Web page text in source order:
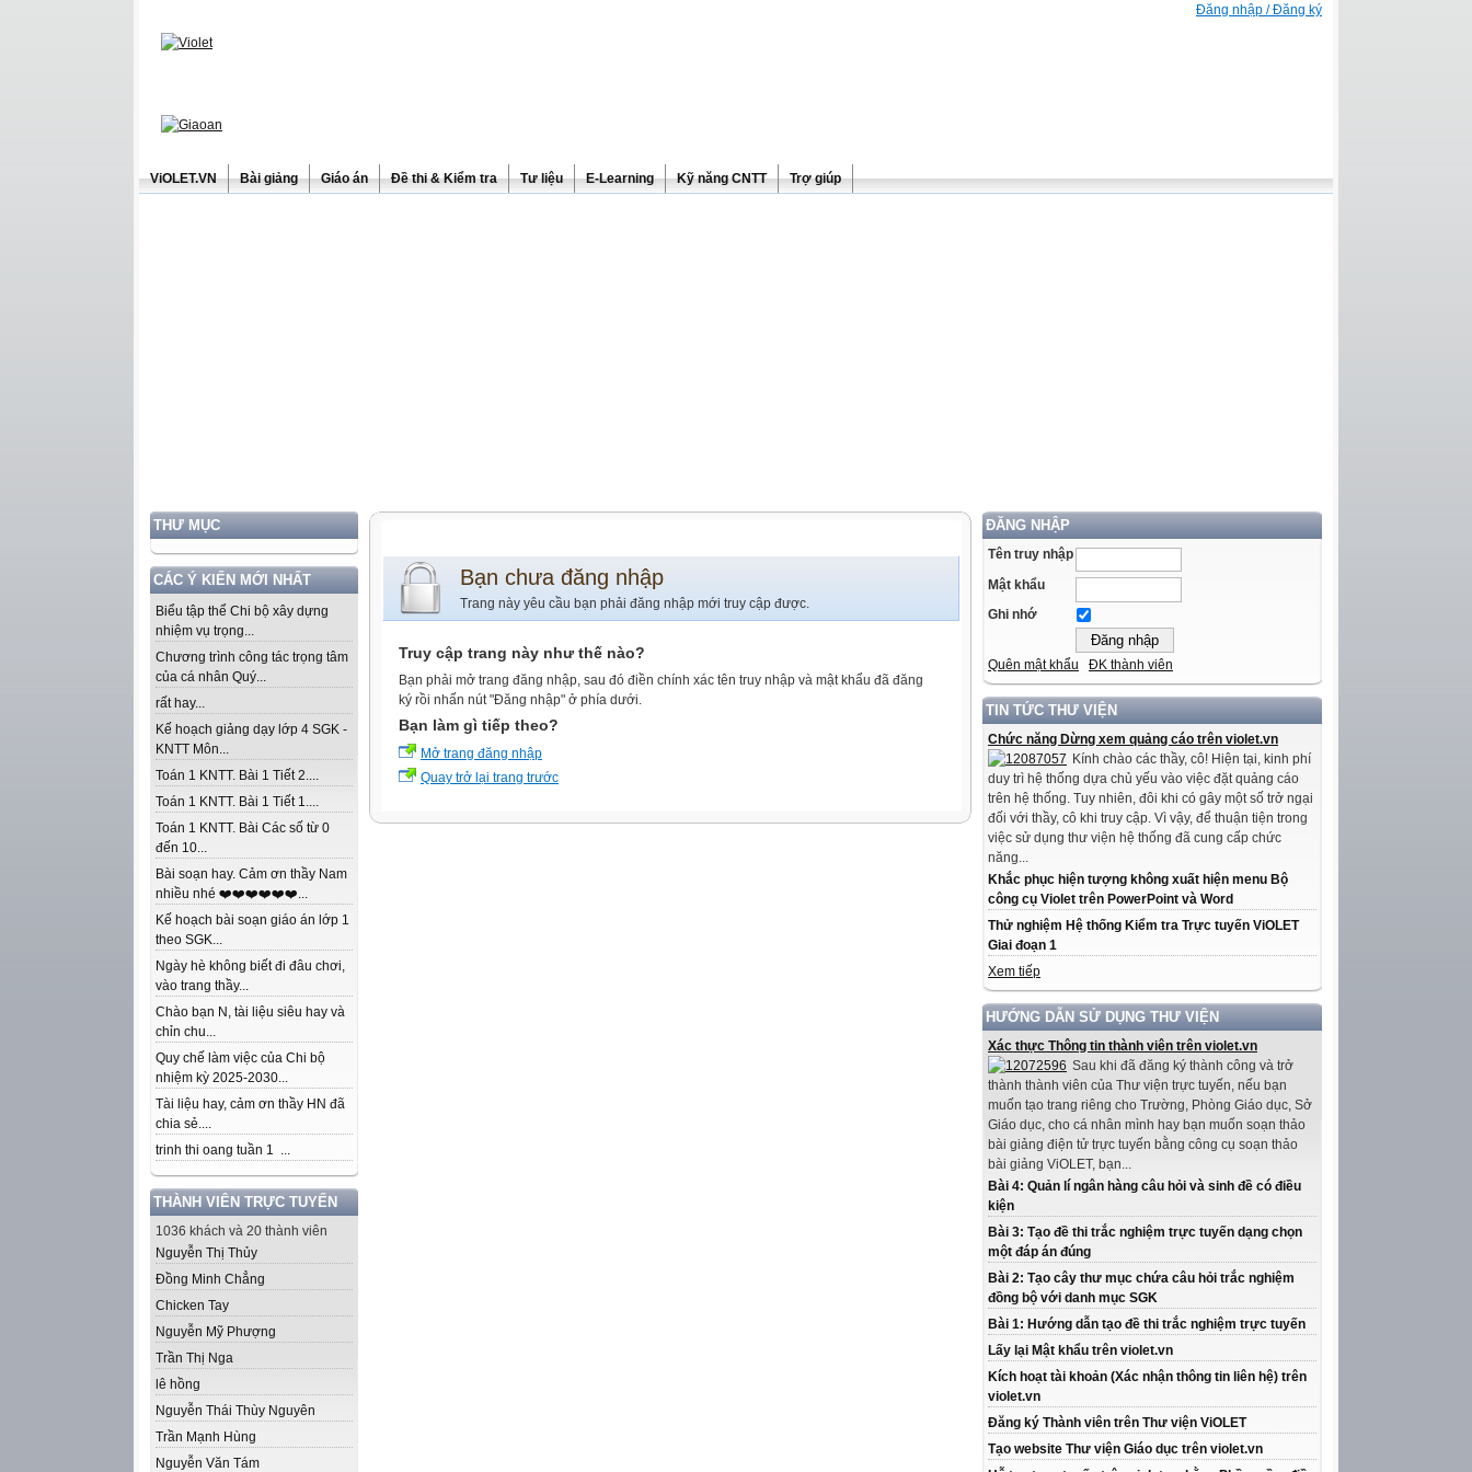
Đăng nhập / Đăng ký
ViOLET.VN Bài giảng Giáo án Đề thi & Kiểm tra Tư liệu E-Learning Kỹ năng CNTT Trợ giúp
THƯ MỤC
CÁC Ý KIẾN MỚI NHẤT
Biểu tập thể Chi bộ xây dựng
nhiệm vụ trọng...
Chương trình công tác trọng tâm
của cá nhân Quý...
rất hay...
Kế hoạch giảng dạy lớp 4 SGK -
KNTT Môn...
Toán 1 KNTT. Bài 1 Tiết 2....
Toán 1 KNTT. Bài 1 Tiết 1....
Toán 1 KNTT. Bài Các số từ 0
đến 10...
Bài soạn hay. Cảm ơn thầy Nam
nhiều nhé ❤️❤️❤️❤️❤️❤️...
Kế hoạch bài soạn giáo án lớp 1
theo SGK...
Ngày hè không biết đi đâu chơi,
vào trang thầy...
Chào bạn N, tài liệu siêu hay và
chỉn chu...
Quy chế làm việc của Chi bộ
nhiệm kỳ 2025-2030...
Tài liệu hay, cảm ơn thầy HN đã
chia sẻ....
trinh thi oang tuần 1 ...
THÀNH VIÊN TRỰC TUYẾN
1036 khách và 20 thành viên
Nguyễn Thị Thủy
Đồng Minh Chẳng
Chicken Tay
Nguyễn Mỹ Phượng
Trần Thị Nga
lê hồng
Nguyễn Thái Thùy Nguyên
Trần Mạnh Hùng
Nguyễn Văn Tám
ĐĂNG NHẬP
Tên truy nhập
Mật khẩu
Ghi nhớ
Quên mật khẩu ĐK thành viên
TIN TỨC THƯ VIỆN
Chức năng Dừng xem quảng cáo trên violet.vn
Kính chào các thầy, cô! Hiện tại, kinh phí
duy trì hệ thống dựa chủ yếu vào việc đặt quảng cáo
trên hệ thống. Tuy nhiên, đôi khi có gây một số trở ngại
đối với thầy, cô khi truy cập. Vì vậy, để thuận tiện trong
việc sử dụng thư viện hệ thống đã cung cấp chức
năng...
Khắc phục hiện tượng không xuất hiện menu Bộ
công cụ Violet trên PowerPoint và Word
Thử nghiệm Hệ thống Kiểm tra Trực tuyến ViOLET
Giai đoạn 1
Xem tiếp
HƯỚNG DẪN SỬ DỤNG THƯ VIỆN
Xác thực Thông tin thành viên trên violet.vn
Sau khi đã đăng ký thành công và trở
thành thành viên của Thư viện trực tuyến, nếu bạn
muốn tạo trang riêng cho Trường, Phòng Giáo dục, Sở
Giáo dục, cho cá nhân mình hay bạn muốn soạn thảo
bài giảng điện tử trực tuyến bằng công cụ soạn thảo
bài giảng ViOLET, bạn...
Bài 4: Quản lí ngân hàng câu hỏi và sinh đề có điều
kiện
Bài 3: Tạo đề thi trắc nghiệm trực tuyến dạng chọn
một đáp án đúng
Bài 2: Tạo cây thư mục chứa câu hỏi trắc nghiệm
đồng bộ với danh mục SGK
Bài 1: Hướng dẫn tạo đề thi trắc nghiệm trực tuyến
Lấy lại Mật khẩu trên violet.vn
Kích hoạt tài khoản (Xác nhận thông tin liên hệ) trên
violet.vn
Đăng ký Thành viên trên Thư viện ViOLET
Tạo website Thư viện Giáo dục trên violet.vn
Bạn chưa đăng nhập
Trang này yêu cầu bạn phải đăng nhập mới truy cập được.
Truy cập trang này như thế nào?
Bạn phải mở trang đăng nhập, sau đó điền chính xác tên truy nhập và mật khẩu đã đăng
ký rồi nhấn nút "Đăng nhập" ở phía dưới.
Bạn làm gì tiếp theo?
Mở trang đăng nhập
Quay trở lại trang trước